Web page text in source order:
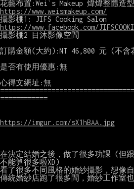
https://www.weismakeup.com/
https://www.facebook.com/
攝影棚2 目沐影像空間
訂購金額(大約):NT 46,800 元 (不含
是否有使用優惠:無
心得文網址:無
============
https://imgur.com/sX1hBAA.jpg
在決定結婚之後，做了很多功課 (但
不能算很多啦XD)
看了很多不同風格的婚紗攝影，想像
傳統婚紗店跑了很多間，婚紗工作室